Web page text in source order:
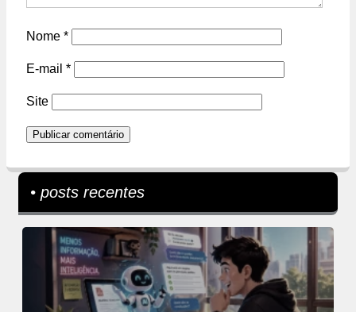
Nome *
E-mail *
Site
• posts recentes